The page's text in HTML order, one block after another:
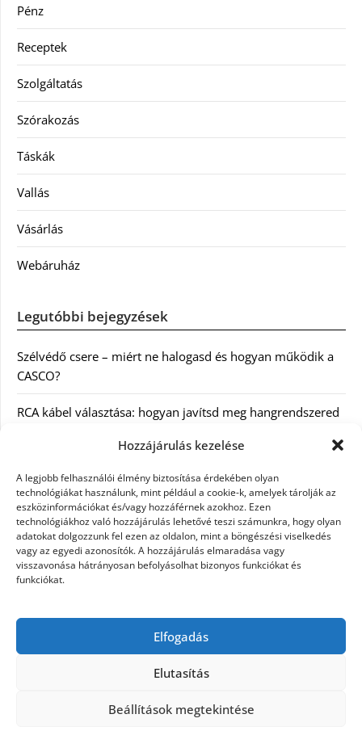
Hozzájárulás kezelése
A legjobb felhasználói élmény biztosítása érdekében olyan
technológiákat használunk, mint például a cookie-k, amelyek tárolják az
eszközinformációkat és/vagy hozzáférnek azokhoz. Ezen
technológiákhoz való hozzájárulás lehetővé teszi számunkra, hogy olyan
adatokat dolgozzunk fel ezen az oldalon, mint a böngészési viselkedés
vagy az egyedi azonosítók. A hozzájárulás elmaradása vagy
visszavonása hátrányosan befolyásolhat bizonyos funkciókat és
funkciókat.
Elfogadás
Elutasítás
Beállítások megtekintése
Pénz
Receptek
Szolgáltatás
Szórakozás
Táskák
Vallás
Vásárlás
Webáruház
Legutóbbi bejegyzések
Szélvédő csere – miért ne halogasd és hogyan működik a
CASCO?
RCA kábel választása: hogyan javítsd meg hangrendszered
Magyarországon: milyen jogi szabályozásra kell figyelni?
Akciós külföldi nyaralás 2026-ban előfoglalással: mit
ellenőrizz az ár mellett?
A Kassai Irodaház modern munkakörnyezetet biztosít